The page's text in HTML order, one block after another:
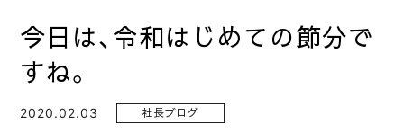
今日は、令和はじめての節分で
すね。
2020.02.03 社長ブログ